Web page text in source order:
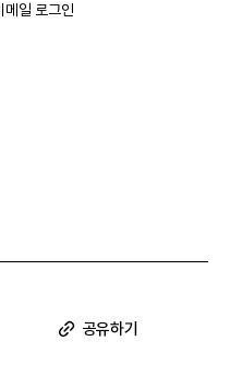
메일 로그인
공유하기